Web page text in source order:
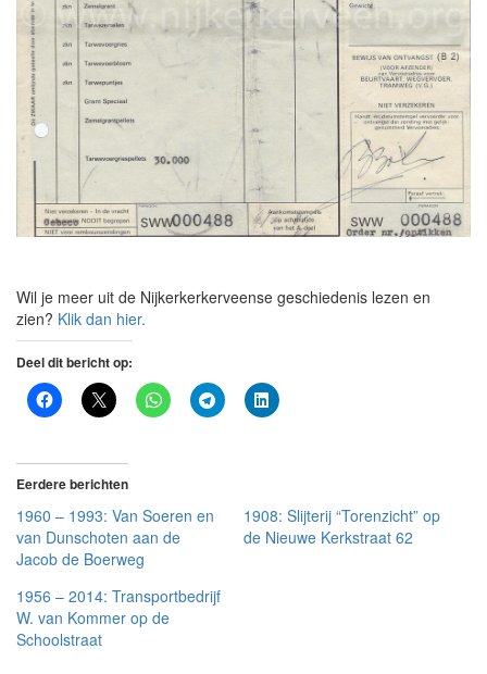
Wil je meer uit de Nijkerkerkerveense geschiedenis lezen en
zien? Klik dan hier.
Deel dit bericht op:
Eerdere berichten
1960 – 1993: Van Soeren en
van Dunschoten aan de
Jacob de Boerweg
1908: Slijterij “Torenzicht” op
de Nieuwe Kerkstraat 62
1956 – 2014: Transportbedrijf
W. van Kommer op de
Schoolstraat